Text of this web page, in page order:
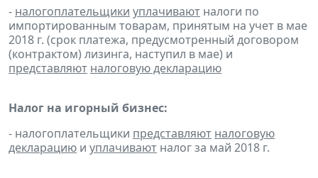
- налогоплательщики уплачивают налоги по
импортированным товарам, принятым на учет в мае
2018 г. (срок платежа, предусмотренный договором
(контрактом) лизинга, наступил в мае) и
представляют налоговую декларацию
Налог на игорный бизнес:
- налогоплательщики представляют налоговую
декларацию и уплачивают налог за май 2018 г.